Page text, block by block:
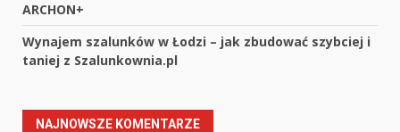
ARCHON+
Wynajem szalunków w Łodzi – jak zbudować szybciej i
taniej z Szalunkownia.pl
NAJNOWSZE KOMENTARZE